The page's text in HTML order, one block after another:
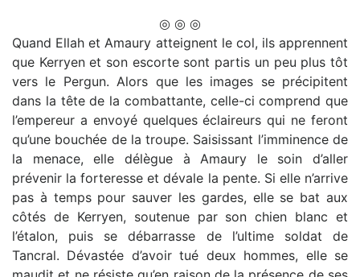
◎ ◎ ◎
Quand Ellah et Amaury atteignent le col, ils apprennent
que Kerryen et son escorte sont partis un peu plus tôt
vers le Pergun. Alors que les images se précipitent
dans la tête de la combattante, celle-ci comprend que
l’empereur a envoyé quelques éclaireurs qui ne feront
qu’une bouchée de la troupe. Saisissant l’imminence de
la menace, elle délègue à Amaury le soin d’aller
prévenir la forteresse et dévale la pente. Si elle n’arrive
pas à temps pour sauver les gardes, elle se bat aux
côtés de Kerryen, soutenue par son chien blanc et
l’étalon, puis se débarrasse de l’ultime soldat de
Tancral. Dévastée d’avoir tué deux hommes, elle se